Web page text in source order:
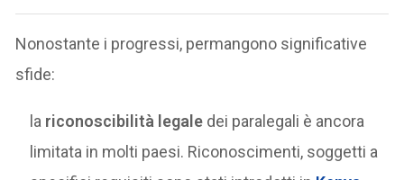
Nonostante i progressi, permangono significative
sfide:
la riconoscibilità legale dei paralegali è ancora
limitata in molti paesi. Riconoscimenti, soggetti a